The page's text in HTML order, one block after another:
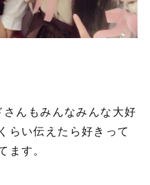
んもみんなみんな大好
らい伝えたら好きって
す。